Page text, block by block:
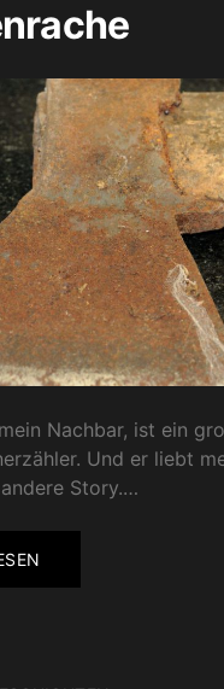
Nachbar, ist ein
Und er liebt
Story.…